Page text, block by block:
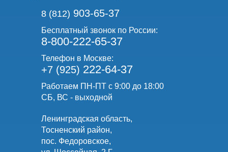
8 (812) 903-65-37
Бесплатный звонок по России:
8-800-222-65-37
Телефон в Москве:
+7 (925) 222-64-37
Работаем ПН-ПТ с 9:00 до 18:00
СБ, ВС - выходной
Ленинградская область,
Тосненский район,
пос. Федоровское,